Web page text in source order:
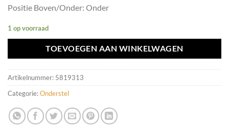
Positie Boven/Onder: Onder
1 op voorraad
TOEVOEGEN AAN WINKELWAGEN
Artikelnummer: 5819313
Categorie:Onderstel